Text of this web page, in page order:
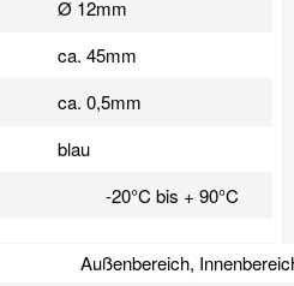
Ø 12mm
ca. 45mm
ca. 0,5mm
blau
-20°C bis + 90°C
Außenbereich,